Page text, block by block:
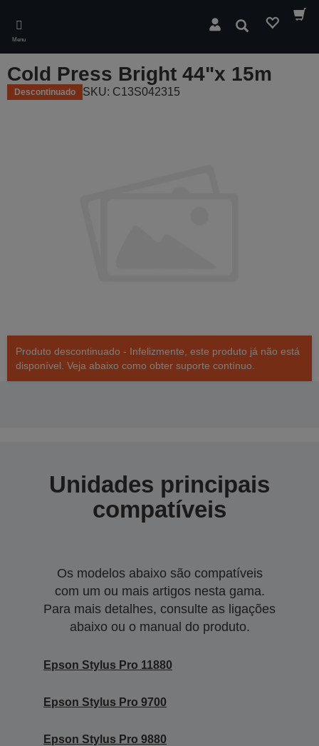
main
content
Menu
Pesquisar
Cold Press Bright 44"x 15m
Descontinuado SKU: C13S042315
Produto descontinuado - Infelizmente, este produto já não está
disponível. Veja abaixo como obter suporte contínuo.
Unidades principais
compatíveis
Os modelos abaixo são compatíveis
com um ou mais artigos nesta gama.
Para mais detalhes, consulte as ligações
abaixo ou o manual do produto.
Epson Stylus Pro 11880
Epson Stylus Pro 9700
Epson Stylus Pro 9880